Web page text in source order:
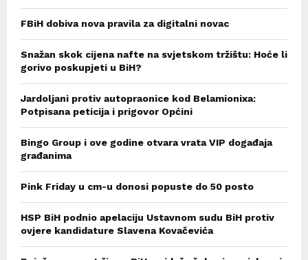
FBiH dobiva nova pravila za digitalni novac
Snažan skok cijena nafte na svjetskom tržištu: Hoće li
gorivo poskupjeti u BiH?
Jardoljani protiv autopraonice kod Belamionixa:
Potpisana peticija i prigovor Općini
Bingo Group i ove godine otvara vrata VIP događaja
građanima
Pink Friday u cm-u donosi popuste do 50 posto
HSP BiH podnio apelaciju Ustavnom sudu BiH protiv
ovjere kandidature Slavena Kovačevića